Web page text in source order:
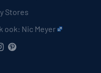
Stores
ook: Nic Meyer